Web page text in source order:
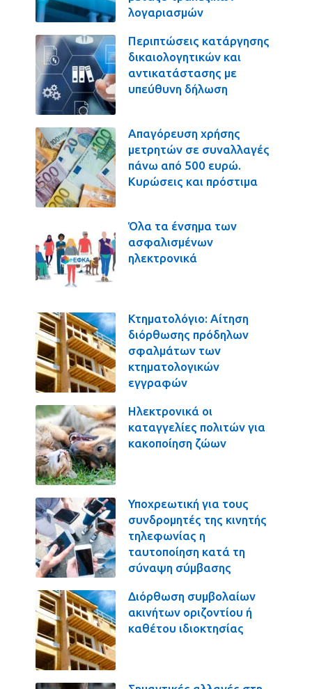
λογαριασμών
Περιπτώσεις κατάργησης
δικαιολογητικών και
αντικατάστασης με
υπεύθυνη δήλωση
Απαγόρευση χρήσης
μετρητών σε συναλλαγές
πάνω από 500 ευρώ.
Κυρώσεις και πρόστιμα
Όλα τα ένσημα των
ασφαλισμένων
ηλεκτρονικά
Κτηματολόγιο: Αίτηση
διόρθωσης πρόδηλων
σφαλμάτων των
κτηματολογικών
εγγραφών
Ηλεκτρονικά οι
καταγγελίες πολιτών για
κακοποίηση ζώων
Υποχρεωτική για τους
συνδρομητές της κινητής
τηλεφωνίας η
ταυτοποίηση κατά τη
σύναψη σύμβασης
Διόρθωση συμβολαίων
ακινήτων οριζοντίου ή
καθέτου ιδιοκτησίας